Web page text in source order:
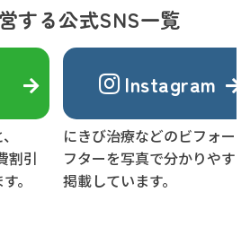
する公式SNS一覧
割引
。
Instagram
にきび治療などのビフォーア
フターを写真で分かりやすく
掲載しています。